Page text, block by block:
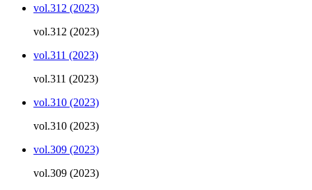
vol.312 (2023)
vol.312 (2023)
vol.311 (2023)
vol.311 (2023)
vol.310 (2023)
vol.310 (2023)
vol.309 (2023)
vol.309 (2023)